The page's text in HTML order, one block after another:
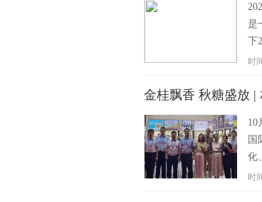
是
下
时
金桂飘香 秋糖盛放 |
10
国
化
时